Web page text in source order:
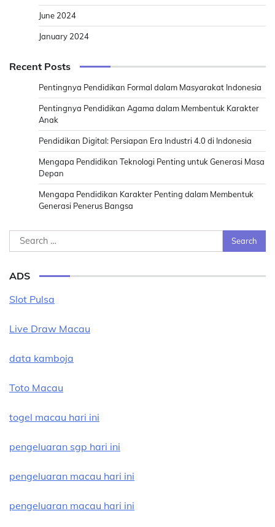
June 2024
January 2024
Recent Posts
Pentingnya Pendidikan Formal dalam Masyarakat Indonesia
Pentingnya Pendidikan Agama dalam Membentuk Karakter
Anak
Pendidikan Digital: Persiapan Era Industri 4.0 di Indonesia
Mengapa Pendidikan Teknologi Penting untuk Generasi Masa
Depan
Mengapa Pendidikan Karakter Penting dalam Membentuk
Generasi Penerus Bangsa
Search
for:
ADS
Slot Pulsa
Live Draw Macau
data kamboja
Toto Macau
togel macau hari ini
pengeluaran sgp hari ini
pengeluaran macau hari ini
pengeluaran macau hari ini